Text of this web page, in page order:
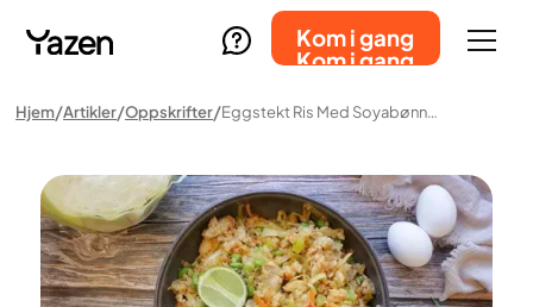
Kom i gang
Kom i gang
Hjem Artikler Oppskrifter Eggstekt Ris Med Soyabønner Og Grønnsaker